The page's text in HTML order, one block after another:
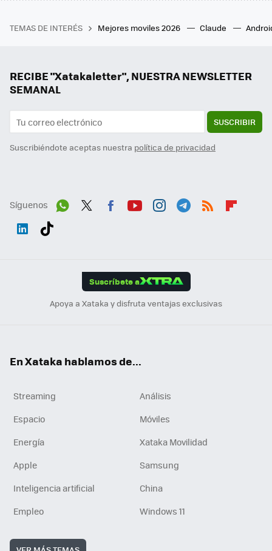
TEMAS DE INTERÉS Mejores moviles 2026 Claude
RECIBE "Xatakaletter", NUESTRA NEWSLETTER
SEMANAL
SUSCRIBIR
Suscribiéndote aceptas nuestra política de privacidad
Síguenos
Suscríbete a
Apoya a Xataka y disfruta ventajas exclusivas
En Xataka hablamos de...
Streaming
Análisis
Espacio
Móviles
Energía
Xataka Movilidad
Apple
Samsung
Inteligencia artificial
China
Empleo
Windows 11